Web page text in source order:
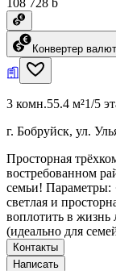
Конвертер валют
3 комн.55.4 м²1/5
г. Бобруйск, ул.
Просторная
востребованном
семьи! Параметры:
светлая и
воплотить в жизнь
(идеально для
Контакты
Написать